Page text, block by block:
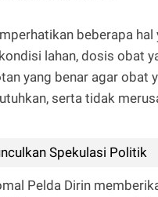
beberapa
lahan, dosis obat
yang benar agar obat
serta tidak
Spekulasi Politik
Pelda Dirin